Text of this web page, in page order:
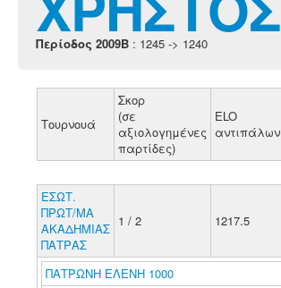
Περίοδος 2009B : 1245 -> 1240
Τουρνουά
Σκορ
(σε
αξιολογημένες
παρτίδες)
ELO
αντιπάλων
ΕΣΩΤ.
ΠΡΩΤ/ΜΑ
ΑΚΑΔΗΜΙΑΣ
ΠΑΤΡΑΣ
1 / 2 1217.5
ΠΑΤΡΩΝΗ ΕΛΕΝΗ 1000